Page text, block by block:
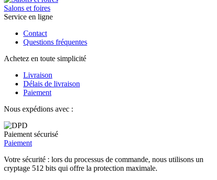
Salons et foires
Service en ligne
Contact
Questions fréquentes
Achetez en toute simplicité
Livraison
Délais de livraison
Paiement
Nous expédions avec :
Paiement sécurisé
Paiement
Votre sécurité : lors du processus de commande, nous utilisons un
cryptage 512 bits qui offre la protection maximale.